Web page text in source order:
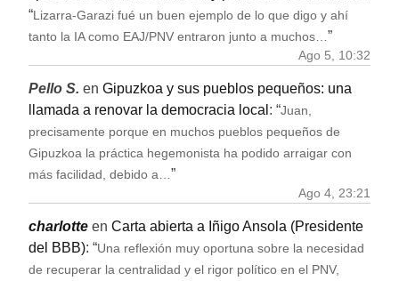
“Lizarra-Garazi fué un buen ejemplo de lo que digo y ahí
tanto la IA como EAJ/PNV entraron junto a muchos…”
Ago 5, 10:32
Pello S. en Gipuzkoa y sus pueblos pequeños: una
llamada a renovar la democracia local : “Juan,
precisamente porque en muchos pueblos pequeños de
Gipuzkoa la práctica hegemonista ha podido arraigar con
más facilidad, debido a… ”
Ago 4, 23:21
charlotte en Carta abierta a Iñigo Ansola (Presidente
del BBB): “Una reflexión muy oportuna sobre la necesidad
de recuperar la centralidad y el rigor político en el PNV,